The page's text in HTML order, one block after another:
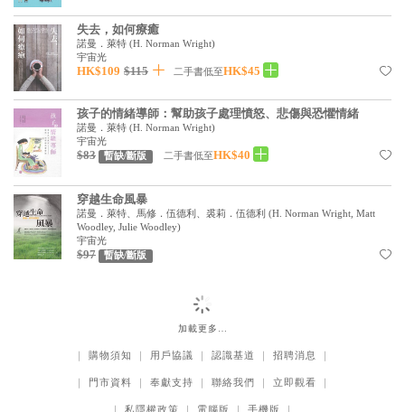
失去，如何療癒
諾曼．萊特 (H. Norman Wright)
宇宙光
HK$109 $115 二手書低至HK$45
孩子的情緒導師：幫助孩子處理憤怒、悲傷與恐懼情緒
諾曼．萊特 (H. Norman Wright)
宇宙光
$83 暫缺/斷版 二手書低至HK$40
穿越生命風暴
諾曼．萊特、馬修．伍德利、裘莉．伍德利 (H. Norman Wright, Matt
Woodley, Julie Woodley)
宇宙光
$97 暫缺/斷版
加載更多…
｜ 購物須知 ｜ 用戶協議 ｜ 認識基道 ｜ 招聘消息 ｜
｜ 門市資料 ｜ 奉獻支持 ｜ 聯絡我們 ｜ 立即觀看 ｜
｜ 私隱權政策 ｜ 電腦版 ｜ 手機版 ｜